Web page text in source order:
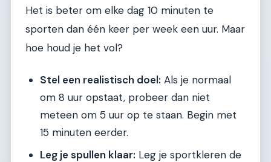
Het is beter om elke dag 10 minuten te
sporten dan één keer per week een uur. Maar
hoe houd je het vol?
Stel een realistisch doel: Als je normaal
om 8 uur opstaat, probeer dan niet
meteen om 5 uur op te staan. Begin met
15 minuten eerder.
Leg je spullen klaar: Leg je sportkleren de